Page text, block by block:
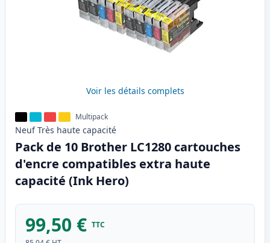
Voir les détails complets
Multipack
Neuf Très haute capacité
Pack de 10 Brother LC1280 cartouches
d'encre compatibles extra haute
capacité (Ink Hero)
99,50 € TTC